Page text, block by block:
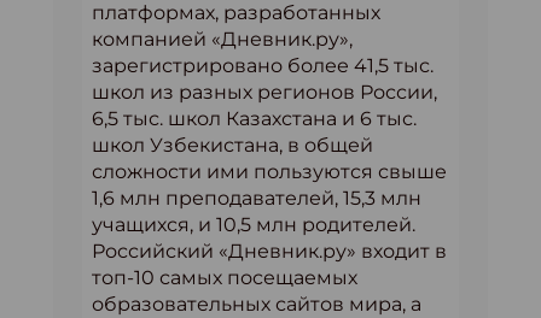
платформах, разработанных
компанией «Дневник.ру»,
зарегистрировано более 41,5 тыс.
школ из разных регионов России,
6,5 тыс. школ Казахстана и 6 тыс.
школ Узбекистана, в общей
сложности ими пользуются свыше
1,6 млн преподавателей, 15,3 млн
учащихся, и 10,5 млн родителей.
Российский «Дневник.ру» входит в
топ-10 самых посещаемых
образовательных сайтов мира, а